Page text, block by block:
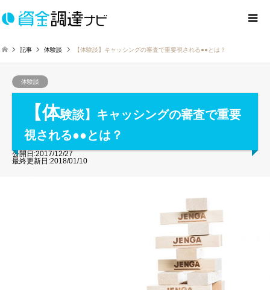
記事 体験談 【体験談】キャッシングの審査で重要視される●●とは？
体験談
【体験談】キャッシングの審査で重要
視される●●とは？
公開日:2017/12/27
最終更新日:2018/01/10